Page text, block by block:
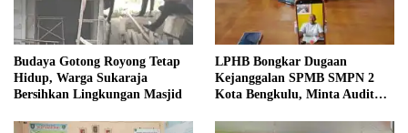
Budaya Gotong Royong Tetap
Hidup, Warga Sukaraja
Bersihkan Lingkungan Masjid
LPHB Bongkar Dugaan
Kejanggalan SPMB SMPN 2
Kota Bengkulu, Minta Audit